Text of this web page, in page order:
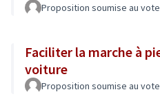
Proposition soumise au vote
Faciliter la marche à
voiture
Proposition soumise au vote